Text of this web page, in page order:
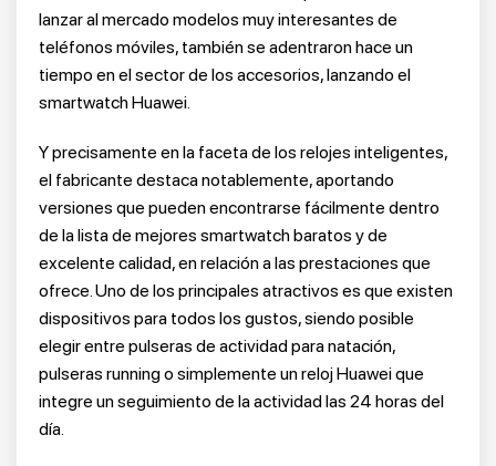
lanzar al mercado modelos muy interesantes de
teléfonos móviles, también se adentraron hace un
tiempo en el sector de los accesorios, lanzando el
smartwatch Huawei.
Y precisamente en la faceta de los relojes inteligentes,
el fabricante destaca notablemente, aportando
versiones que pueden encontrarse fácilmente dentro
de la lista de mejores smartwatch baratos y de
excelente calidad, en relación a las prestaciones que
ofrece. Uno de los principales atractivos es que existen
dispositivos para todos los gustos, siendo posible
elegir entre pulseras de actividad para natación,
pulseras running o simplemente un reloj Huawei que
integre un seguimiento de la actividad las 24 horas del
día.